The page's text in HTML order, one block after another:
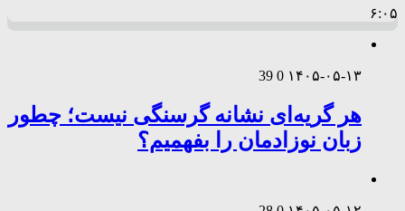
۶:۰۵
۱۴۰۵-۰۵-۱۳ 0
39
هر گریه‌ای نشانه گرسنگی نیست؛ چطور
زبان نوزادمان را بفهمیم؟